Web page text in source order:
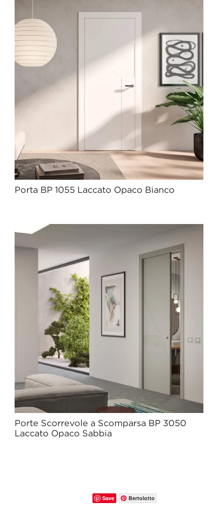
Porta BP 1055 Laccato Opaco Bianco
Porte Scorrevole a Scomparsa BP 3050
Laccato Opaco Sabbia
Save Bertolotto